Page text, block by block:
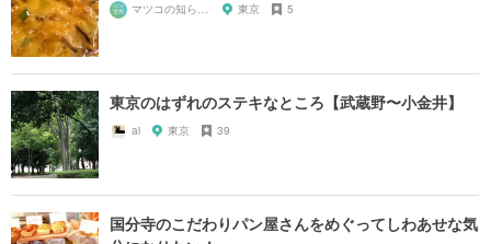
マツコの知らない世界マニア 東京 5
東京のはずれのステキなところ【武蔵野〜小金井】
ai 東京 39
国分寺のこだわりパン屋さんをめぐってしわあせな気